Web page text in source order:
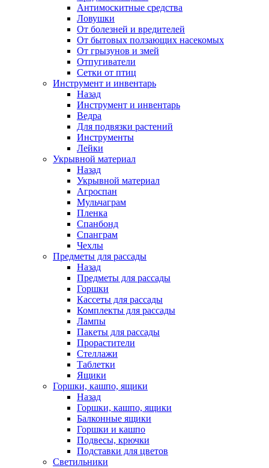
Антимоскитные средства
Ловушки
От болезней и вредителей
От бытовых ползающих насекомых
От грызунов и змей
Отпугиватели
Сетки от птиц
Инструмент и инвентарь
Назад
Инструмент и инвентарь
Ведра
Для подвязки растений
Инструменты
Лейки
Укрывной материал
Назад
Укрывной материал
Агроспан
Мульчаграм
Пленка
Спанбонд
Спанграм
Чехлы
Предметы для рассады
Назад
Предметы для рассады
Горшки
Кассеты для рассады
Комплекты для рассады
Лампы
Пакеты для рассады
Прорастители
Стеллажи
Таблетки
Ящики
Горшки, кашпо, ящики
Назад
Горшки, кашпо, ящики
Балконные ящики
Горшки и кашпо
Подвесы, крючки
Подставки для цветов
Светильники